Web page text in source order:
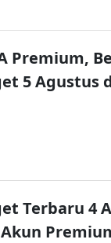
Premium,
5 Agustus
Terbaru 4